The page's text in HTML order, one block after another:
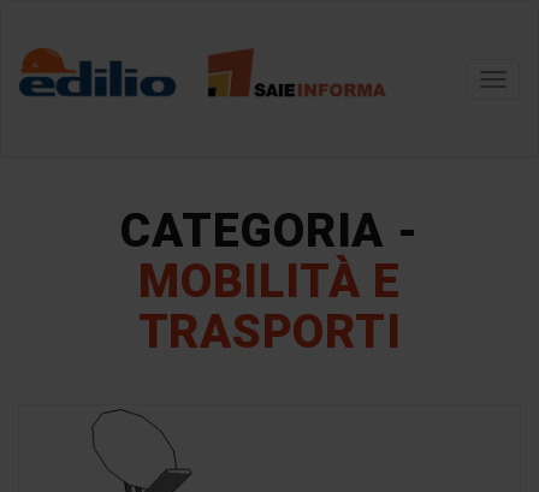
CATEGORIA -
MOBILITÀ E
TRASPORTI